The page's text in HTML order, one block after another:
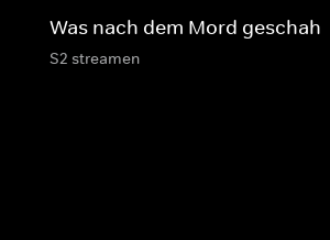
Was nach dem Mord geschah
S2 streamen